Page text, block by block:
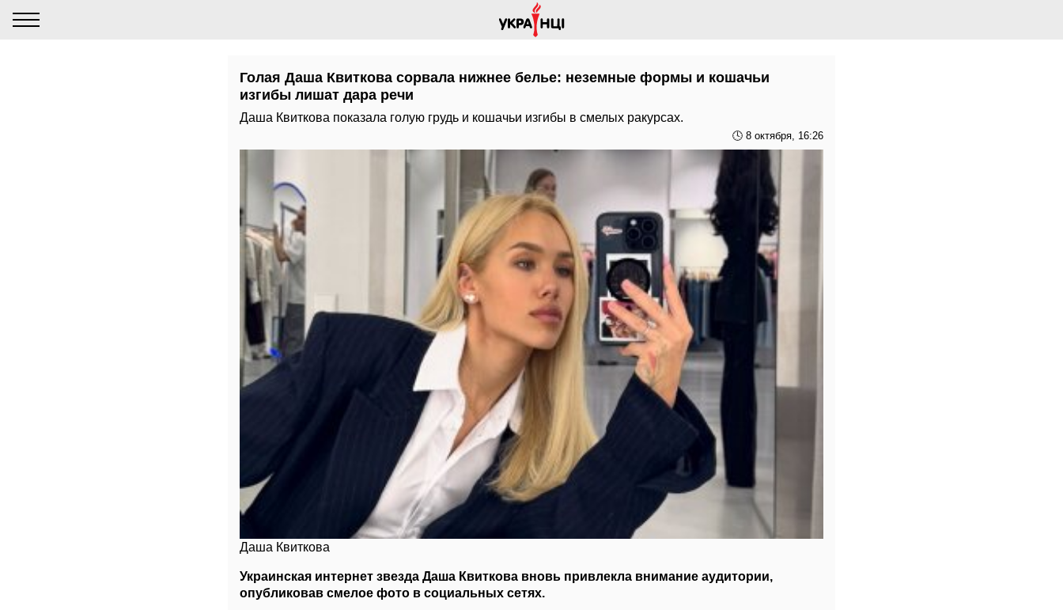
Голая Даша Квиткова сорвала нижнее белье: неземные формы и кошачьи
изгибы лишат дара речи
Даша Квиткова показала голую грудь и кошачьи изгибы в смелых ракурсах.
🕓 8 октября, 16:26
Даша Квиткова
Украинская интернет звезда Даша Квиткова вновь привлекла внимание аудитории,
опубликовав смелое фото в социальных сетях.